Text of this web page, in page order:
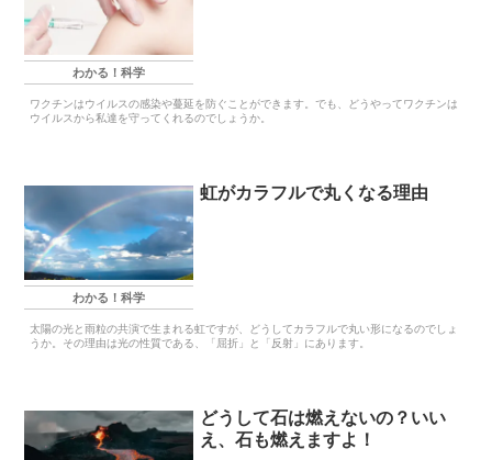
わかる！科学
ワクチンはウイルスの感染や蔓延を防ぐことができます。でも、どうやってワクチンは
ウイルスから私達を守ってくれるのでしょうか。
わかる！科学
虹がカラフルで丸くなる理由
太陽の光と雨粒の共演で生まれる虹ですが、どうしてカラフルで丸い形になるのでしょ
うか。その理由は光の性質である、「屈折」と「反射」にあります。
どうして石は燃えないの？いい
え、石も燃えますよ！